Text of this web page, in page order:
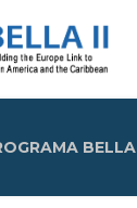
BELLA